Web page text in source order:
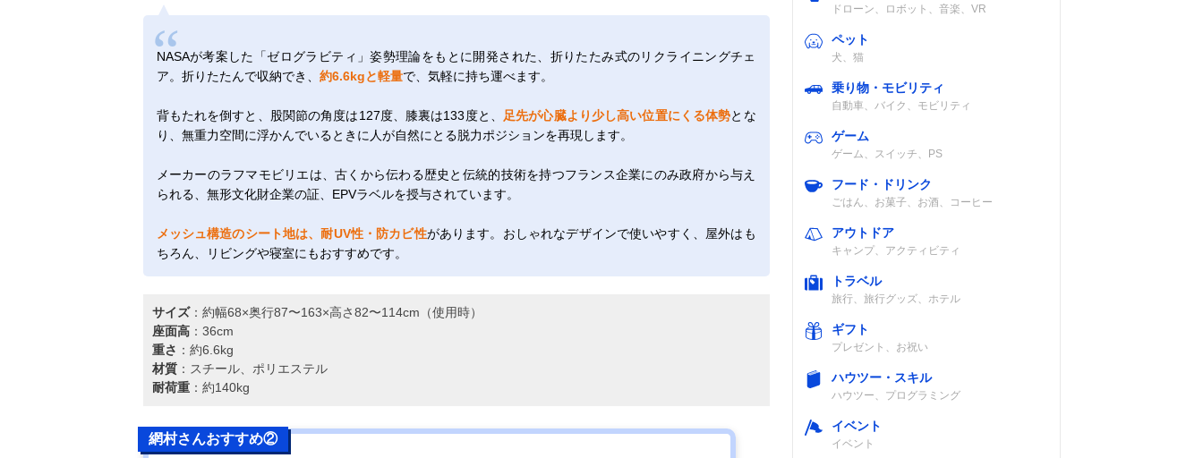
NASAが考案した「ゼログラビティ」姿勢理論をもとに開発された、折りたたみ式のリクライニングチェ
ア。折りたたんで収納でき、 約6.6kgと軽量で、気軽に持ち運べます。
背もたれを倒すと、股関節の角度は127度、膝裏は133度と、 足先が心臓より少し高い位置にくる体勢とな
り、無重力空間に浮かんでいるときに人が自然にとる脱力ポジションを再現します。
メーカーのラフマモビリエは、古くから伝わる歴史と伝統的技術を持つフランス企業にのみ政府から与え
られる、無形文化財企業の証、EPVラベルを授与されています。
メッシュ構造のシート地は、耐UV性・防カビ性があります。おしゃれなデザインで使いやすく、屋外はも
ちろん、リビングや寝室にもおすすめです。
サイズ：約幅68×奥行87〜163×高さ82〜114cm（使用時）
座面高：36cm
重さ ：約6.6kg
材質：スチール、ポリエステル
耐荷重：約140kg
網村さんおすすめ②
ドローン、ロボット、音楽、VR
ペット
犬、猫
乗り物・モビリティ
自動車、バイク、モビリティ
ゲーム
ゲーム、スイッチ、PS
フード・ドリンク
ごはん、お菓子、お酒、コーヒー
アウトドア
キャンプ、アクティビティ
トラベル
旅行、旅行グッズ、ホテル
ギフト
プレゼント、お祝い
ハウツー・スキル
ハウツー、プログラミング
イベント
イベント